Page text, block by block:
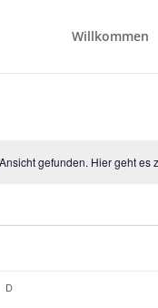
Willkommen
gefunden. Hier geht es
DDIENSTAG